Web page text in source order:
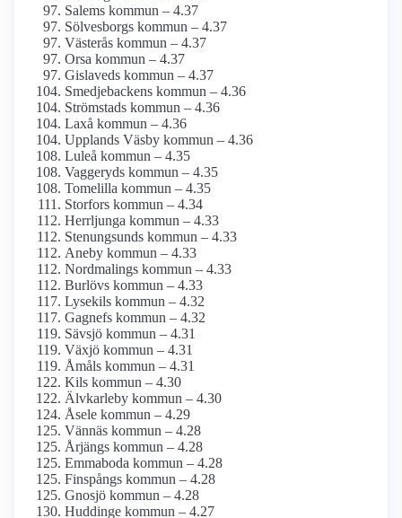
Salems kommun – 4.37
Sölvesborgs kommun – 4.37
Västerås kommun – 4.37
Orsa kommun – 4.37
Gislaveds kommun – 4.37
Smedjebackens kommun – 4.36
Strömstads kommun – 4.36
Laxå kommun – 4.36
Upplands Väsby kommun – 4.36
Luleå kommun – 4.35
Vaggeryds kommun – 4.35
Tomelilla kommun – 4.35
Storfors kommun – 4.34
Herrljunga kommun – 4.33
Stenungsunds kommun – 4.33
Aneby kommun – 4.33
Nordmalings kommun – 4.33
Burlövs kommun – 4.33
Lysekils kommun – 4.32
Gagnefs kommun – 4.32
Sävsjö kommun – 4.31
Växjö kommun – 4.31
Åmåls kommun – 4.31
Kils kommun – 4.30
Älvkarleby kommun – 4.30
Åsele kommun – 4.29
Vännäs kommun – 4.28
Årjängs kommun – 4.28
Emmaboda kommun – 4.28
Finspångs kommun – 4.28
Gnosjö kommun – 4.28
Huddinge kommun – 4.27